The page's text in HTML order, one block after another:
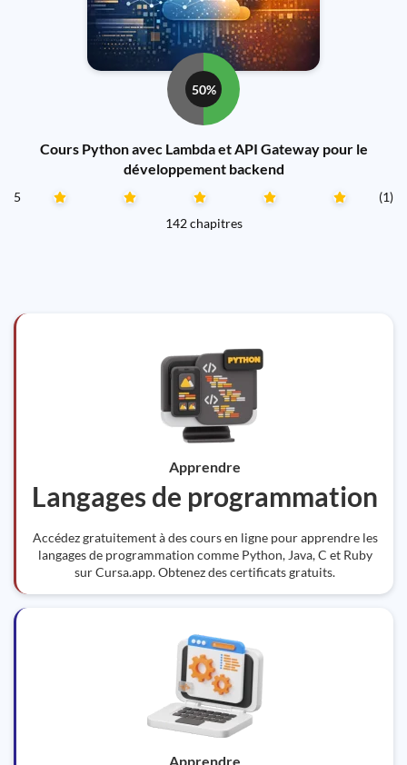
50%
Cours Python avec Lambda et API Gateway pour le
développement backend
5
(1)
142 chapitres
Apprendre
Langages de programmation
Accédez gratuitement à des cours en ligne pour apprendre les
langages de programmation comme Python, Java, C et Ruby
sur Cursa.app. Obtenez des certificats gratuits.
Apprendre